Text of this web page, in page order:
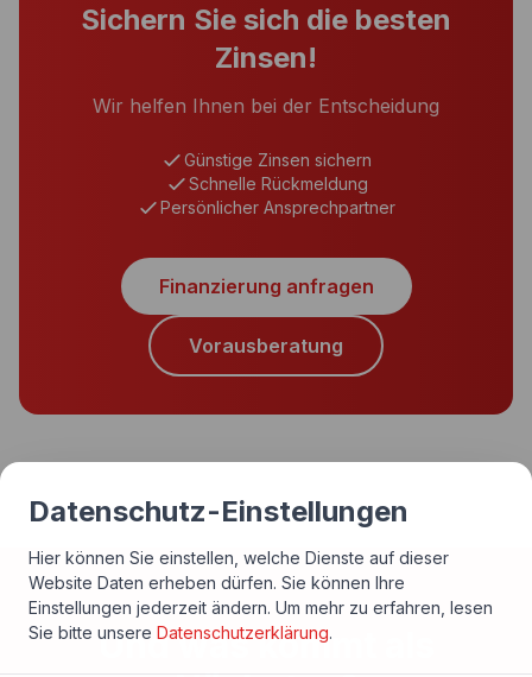
Sichern Sie sich die besten
Zinsen!
Wir helfen Ihnen bei der Entscheidung
Günstige Zinsen sichern
Schnelle Rückmeldung
Persönlicher Ansprechpartner
Finanzierung anfragen
Vorausberatung
Und was kommt als
Datenschutz-Einstellungen
Hier können Sie einstellen, welche Dienste auf dieser
Website Daten erheben dürfen. Sie können Ihre
Einstellungen jederzeit ändern. Um mehr zu erfahren, lesen
Sie bitte unsere Datenschutzerklärung.